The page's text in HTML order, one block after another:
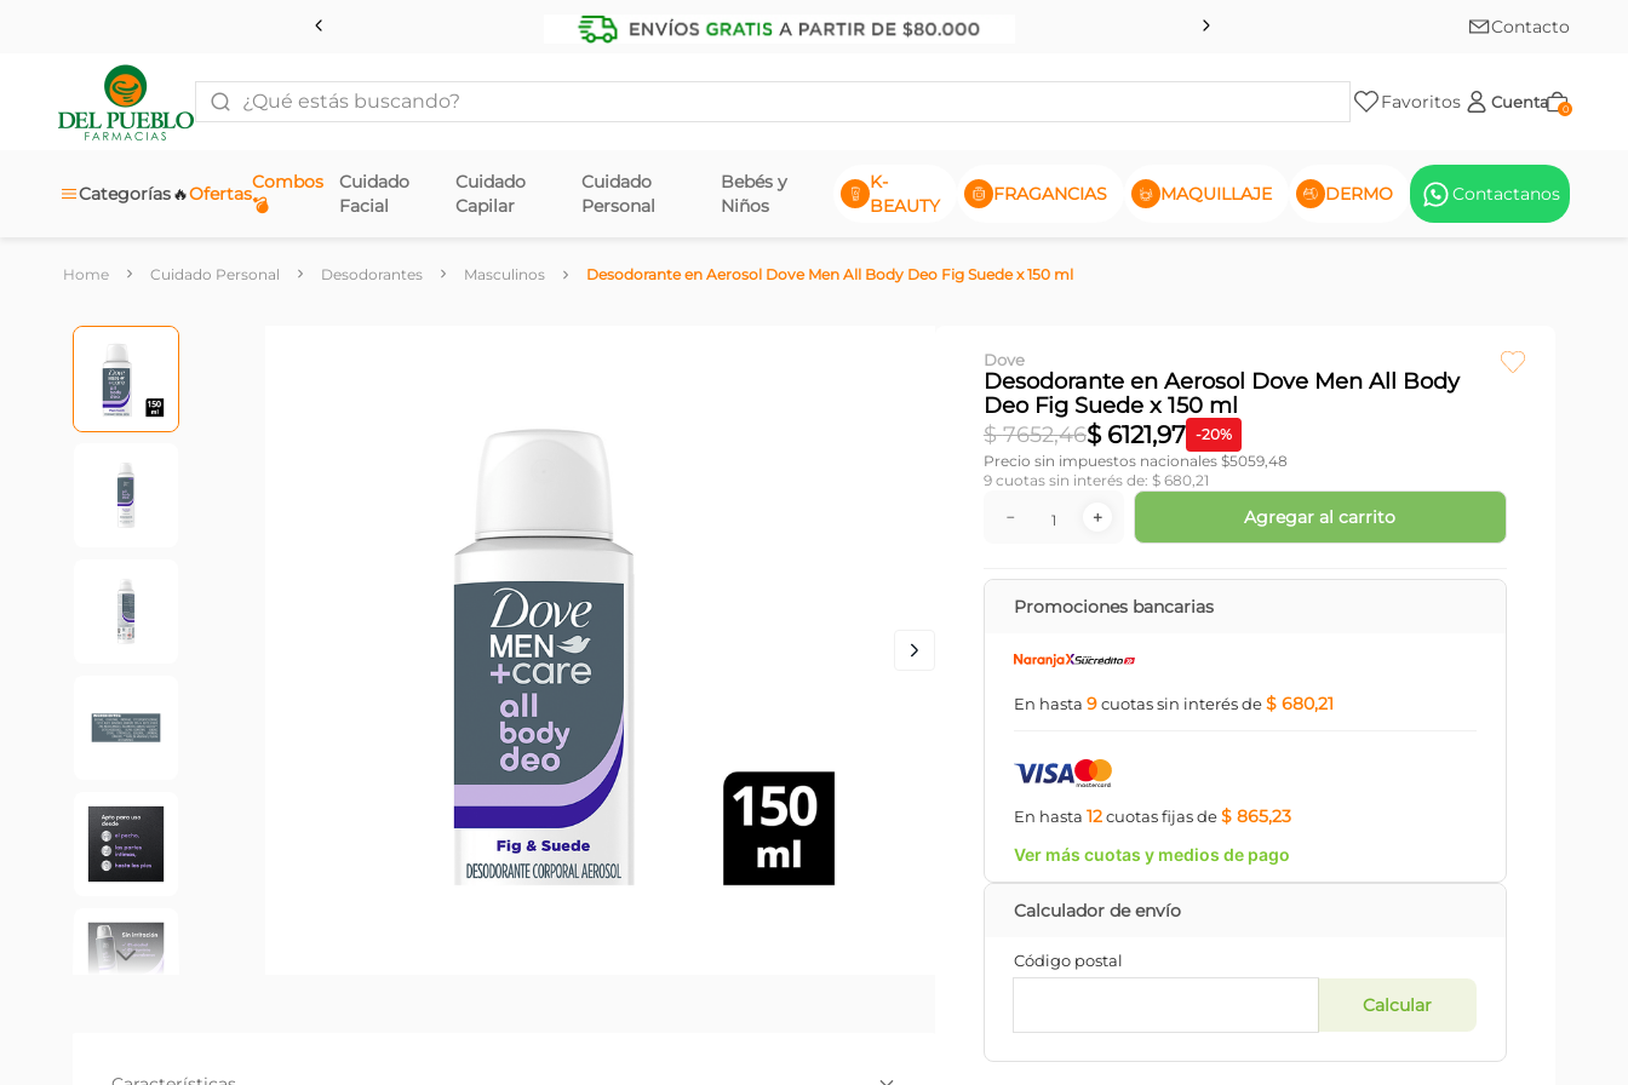
Contacto
¿Qué estás buscando?
Favoritos Cuenta 0
Categorías Ofertas
🔥
Combos
💣
Cuidado
Facial
Cuidado
Capilar
Cuidado
Personal
Bebés y
Niños
K-
BEAUTY
FRAGANCIAS MAQUILLAJE DERMO Contactanos
Cuidado Personal Desodorantes Masculinos Desodorante en Aerosol Dove Men All Body Deo Fig Suede x 150 ml
Dove
Desodorante en Aerosol Dove Men All Body
Deo Fig Suede x 150 ml
$ 7652,46$ 6121,97 -20%
Precio sin impuestos nacionales $5059,48
9cuotas sin interés de: $ 680,21
＋
－ Agregar al carrito
Promociones bancarias
En hasta 9cuotassin interésde$ 680,21
En hasta 12cuotasfijasde$ 865,23
Ver más cuotas y medios de pago
Código postal